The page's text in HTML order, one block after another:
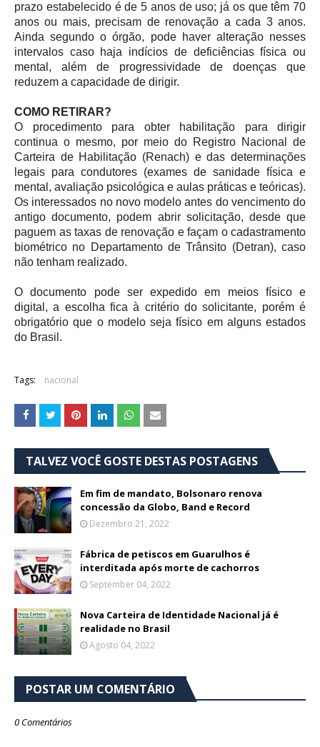
prazo estabelecido é de 5 anos de uso; já os que têm 70
anos ou mais, precisam de renovação a cada 3 anos.
Ainda segundo o órgão, pode haver alteração nesses
intervalos caso haja indícios de deficiências física ou
mental, além de progressividade de doenças que
reduzem a capacidade de dirigir.
COMO RETIRAR?
O procedimento para obter habilitação para dirigir
continua o mesmo, por meio do Registro Nacional de
Carteira de Habilitação (Renach) e das determinações
legais para condutores (exames de sanidade física e
mental, avaliação psicológica e aulas práticas e teóricas).
Os interessados no novo modelo antes do vencimento do
antigo documento, podem abrir solicitação, desde que
paguem as taxas de renovação e façam o cadastramento
biométrico no Departamento de Trânsito (Detran), caso
não tenham realizado.
O documento pode ser expedido em meios físico e
digital, a escolha fica à critério do solicitante, porém é
obrigatório que o modelo seja físico em alguns estados
do Brasil.
Tags: nacional
TALVEZ VOCÊ GOSTE DESTAS POSTAGENS
Em fim de mandato, Bolsonaro renova
concessão da Globo, Band e Record
Dezembro 21, 2022
Fábrica de petiscos em Guarulhos é
interditada após morte de cachorros
September 04, 2022
Nova Carteira de Identidade Nacional já é
realidade no Brasil
Agosto 04, 2022
POSTAR UM COMENTÁRIO
0 Comentários